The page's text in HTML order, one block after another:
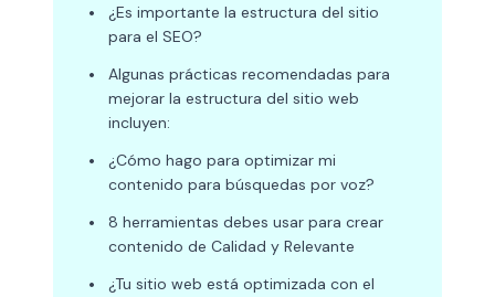
•
¿Es importante la estructura del sitio
para el SEO?
•
Algunas prácticas recomendadas para
mejorar la estructura del sitio web
incluyen:
•
¿Cómo hago para optimizar mi
contenido para búsquedas por voz?
•
8 herramientas debes usar para crear
contenido de Calidad y Relevante
•
¿Tu sitio web está optimizada con el